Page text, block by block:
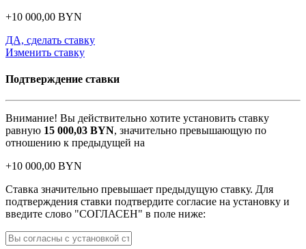
+10 000,00 BYN
ДА, сделать ставку
Изменить ставку
Подтверждение ставки
Внимание! Вы действительно хотите установить ставку
равную 15 000,03 BYN, значительно превышающую по
отношению к предыдущей на
+10 000,00 BYN
Ставка значительно превышает предыдущую ставку. Для
подтверждения ставки подтвердите согласие на установку и
введите слово "СОГЛАСЕН" в поле ниже: